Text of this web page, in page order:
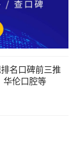
名口碑前三推
华伦口腔等